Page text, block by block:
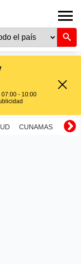
07:00 - 10:00
CUNAMAS